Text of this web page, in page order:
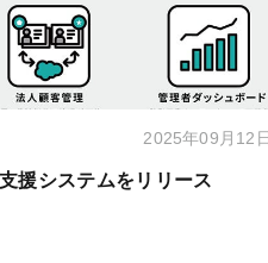
2025年09月12日
援システムをリリース